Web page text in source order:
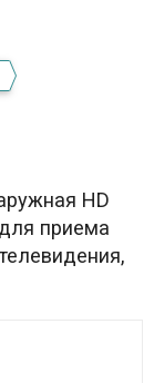
HD
приема